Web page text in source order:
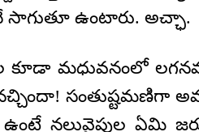
సాగుతూ ఉంటారు. అచ్ఛా.
మధువనంలో
సంతుష్టమణిగా
నలువైపుల ఏమి